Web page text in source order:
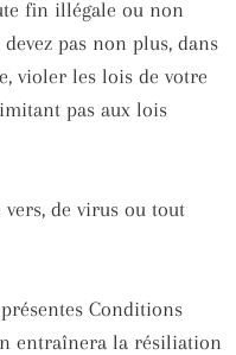
fin illégale ou non
pas non plus, dans
violer les lois de votre
pas aux lois
vers, de virus ou tout
Conditions
entraînera la résiliation